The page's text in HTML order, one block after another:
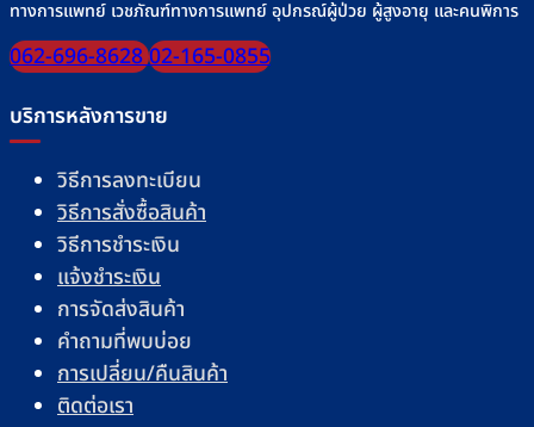
ทางการแพทย์ เวชภัณฑ์ทางการแพทย์ อุปกรณ์ผู้ป่วย ผู้สูงอายุ และคนพิการ
062-696-862802-165-0855
บริการหลังการขาย
วิธีการลงทะเบียน
วิธีการสั่งซื้อสินค้า
วิธีการชำระเงิน
แจ้งชำระเงิน
การจัดส่งสินค้า
คำถามที่พบบ่อย
การเปลี่ยน/คืนสินค้า
ติดต่อเรา